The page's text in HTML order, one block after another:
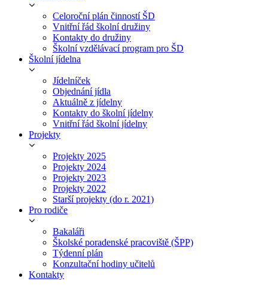
Celoroční plán činností ŠD
Vnitřní řád školní družiny
Kontakty do družiny
Školní vzdělávací program pro ŠD
Školní jídelna
Jídelníček
Objednání jídla
Aktuálně z jídelny
Kontakty do školní jídelny
Vnitřní řád školní jídelny
Projekty
Projekty 2025
Projekty 2024
Projekty 2023
Projekty 2022
Starší projekty (do r. 2021)
Pro rodiče
Bakaláři
Školské poradenské pracoviště (ŠPP)
Týdenní plán
Konzultační hodiny učitelů
Kontakty